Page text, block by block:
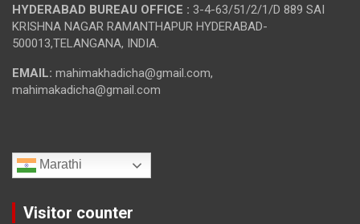
HYDERABAD BUREAU OFFICE : 3-4-63/51/2/1/D 889 SAI
KRISHNA NAGAR RAMANTHAPUR HYDERABAD-
500013,TELANGANA, INDIA.
EMAIL: mahimakhadicha@gmail.com,
mahimakadicha@gmail.com
Marathi
Visitor counter